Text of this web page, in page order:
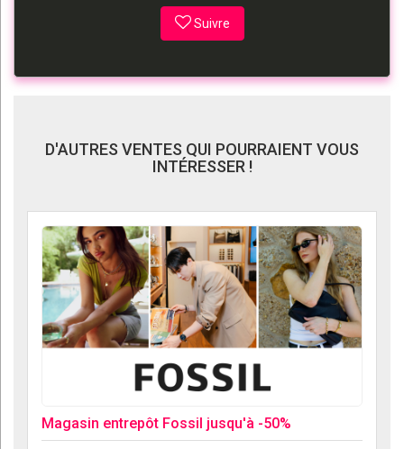
Suivre
D'AUTRES VENTES QUI POURRAIENT VOUS
INTÉRESSER !
Magasin entrepôt Fossil jusqu'à -50%